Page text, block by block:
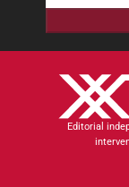
Editorial